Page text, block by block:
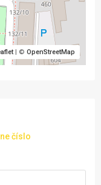
| © OpenStreetMap
číslo